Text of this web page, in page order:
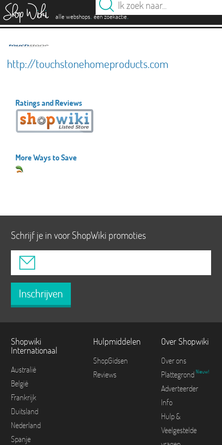
alle webshops. één zoekactie.
http://touchstonehomeproducts.com
Ratings and Reviews
More Ways to Save
Schrijf je in voor ShopWiki promoties
Inschrijven
Shopwiki
Internationaal
Australië
België
Frankrijk
Duitsland
Nederland
Spanje
Hulpmiddelen
ShopGidsen
Reviews
Over Shopwiki
Over ons
Plattegrond Nieuw!
Adverteerder
Info
Hulp &
Veelgestelde